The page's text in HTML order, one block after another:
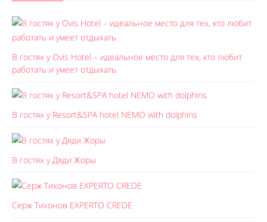
В гостях у Ovis Hotel – идеальное место для тех, кто любит
работать и умеет отдыхать
В гостях у Resort&SPA hotel NEMO with dolphins
В гостях у Дяди Жоры
Серж Тихонов EXPERTO CREDE